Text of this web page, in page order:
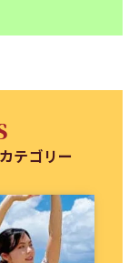
テゴリー